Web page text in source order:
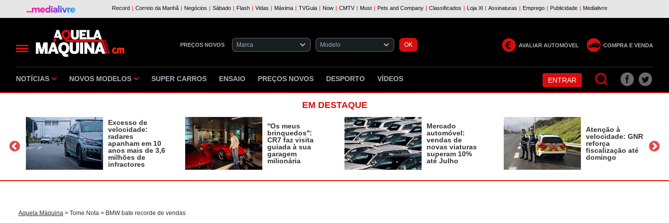
AVALIAR AUTOMÓVEL COMPRA E VENDA
PREÇOS NOVOS
NOTÍCIAS NOVOS MODELOS SUPER CARROS ENSAIO PREÇOS NOVOS DESPORTO VÍDEOS ENTRAR
EM DESTAQUE
Excesso de
velocidade:
radares
apanham em 10
anos mais de 3,6
milhões de
infractores
''Os meus
brinquedos'':
CR7 faz visita
guiada à sua
garagem
milionária
Mercado
automóvel:
vendas de
novas viaturas
superam 10%
até Julho
Atenção à
velocidade: GNR
reforça
fiscalização até
domingo
Aquela Máquina > Tome Nota > BMW bate recorde de vendas